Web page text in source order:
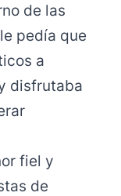
de las
pedía que
a
disfrutaba
fiel y
de